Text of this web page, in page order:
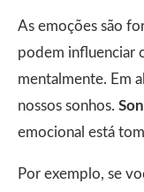
As emoções são
podem influenciar
mentalmente. Em
nossos sonhos.
emocional está
Por exemplo, se